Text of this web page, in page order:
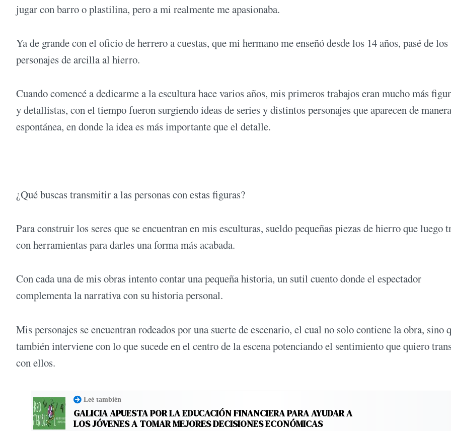
jugar con barro o plastilina, pero a mi realmente me apasionaba.
Ya de grande con el oficio de herrero a cuestas, que mi hermano me enseñó desde los 14 años, pasé de los
personajes de arcilla al hierro.
Cuando comencé a dedicarme a la escultura hace varios años, mis primeros trabajos eran mucho más
y detallistas, con el tiempo fueron surgiendo ideas de series y distintos personajes que aparecen de manera
espontánea, en donde la idea es más importante que el detalle.
¿Qué buscas transmitir a las personas con estas figuras?
Para construir los seres que se encuentran en mis esculturas, sueldo pequeñas piezas de hierro que luego
con herramientas para darles una forma más acabada.
Con cada una de mis obras intento contar una pequeña historia, un sutil cuento donde el espectador
complementa la narrativa con su historia personal.
Mis personajes se encuentran rodeados por una suerte de escenario, el cual no solo contiene la obra, sino
también interviene con lo que sucede en el centro de la escena potenciando el sentimiento que quiero
con ellos.
Leé también
GALICIA APUESTA POR LA EDUCACIÓN FINANCIERA PARA AYUDAR A
LOS JÓVENES A TOMAR MEJORES DECISIONES ECONÓMICAS